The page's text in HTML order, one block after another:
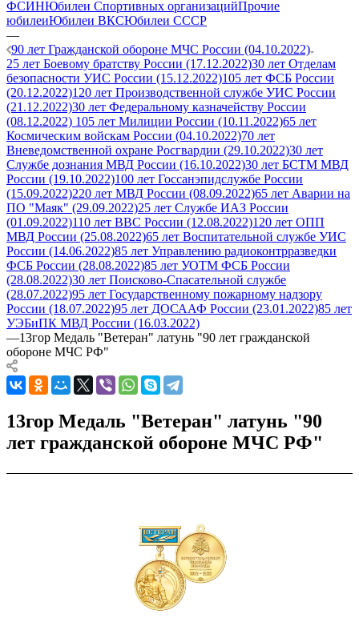
ФСИНЮбилеи Спортивных организацийПрочие
юбилеиЮбилеи ВКСЮбилеи СССР
—
90 лет Гражданской обороне МЧС России (04.10.2022)
25 лет Боевому братству России (17.12.2022)30 лет Отделам
безопасности УИС России (15.12.2022)105 лет ФСБ России
(20.12.2022)120 лет Производственной службе УИС России
(21.12.2022)30 лет Федеральному казначейству России
(08.12.2022) 105 лет Милиции России (10.11.2022)65 лет
Космическим войскам России (04.10.2022)70 лет
Вневедомственной охране Росгвардии (29.10.2022)30 лет
Службе дознания МВД России (16.10.2022)30 лет БСТМ МВД
России (19.10.2022)100 лет Госсанэпидслужбе России
(15.09.2022)220 лет МВД России (08.09.2022)65 лет Аварии на
ПО "Маяк" (29.09.2022)25 лет Службе ИАЗ России
(01.09.2022)110 лет ВВС России (12.08.2022)120 лет ОПП
МВД России (25.08.2022)65 лет Воспитательной службе УИС
России (14.06.2022)85 лет Управлению радиоконтрразведки
ФСБ России (28.08.2022)85 лет УОТМ ФСБ России
(28.08.2022)30 лет Поисково-Спасательной службе
(28.07.2022)95 лет Государственному пожарному надзору
России (18.07.2022)95 лет ДОСААФ России (23.01.2022)85 лет
УЭБиПК МВД России (16.03.2022)
—13гор Медаль "Ветеран" латунь "90 лет гражданской
обороне МЧС РФ"
13гор Медаль "Ветеран" латунь "90
лет гражданской обороне МЧС РФ"